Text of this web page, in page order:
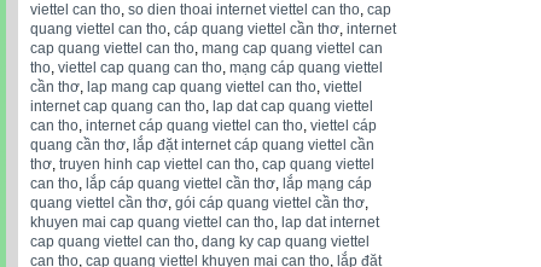
viettel can tho, so dien thoai internet viettel can tho, cap
quang viettel can tho, cáp quang viettel cần thơ, internet
cap quang viettel can tho, mang cap quang viettel can
tho, viettel cap quang can tho, mạng cáp quang viettel
cần thơ, lap mang cap quang viettel can tho, viettel
internet cap quang can tho, lap dat cap quang viettel
can tho, internet cáp quang viettel can tho, viettel cáp
quang cần thơ, lắp đặt internet cáp quang viettel cần
thơ, truyen hinh cap viettel can tho, cap quang viettel
can tho, lắp cáp quang viettel cần thơ, lắp mạng cáp
quang viettel cần thơ, gói cáp quang viettel cần thơ,
khuyen mai cap quang viettel can tho, lap dat internet
cap quang viettel can tho, dang ky cap quang viettel
can tho, cap quang viettel khuyen mai can tho, lắp đặt